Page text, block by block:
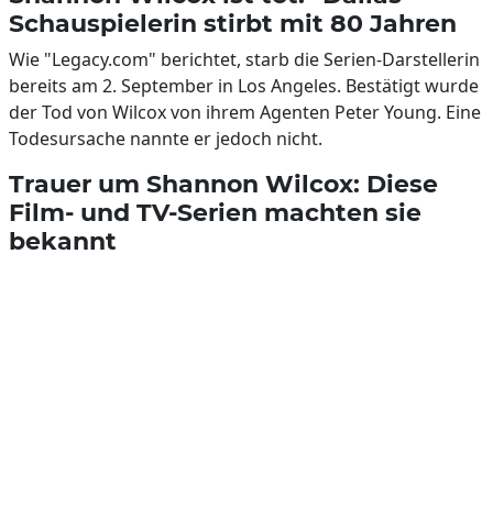
Schauspielerin stirbt mit 80 Jahren
Wie "Legacy.com" berichtet, starb die Serien-Darstellerin
bereits am 2. September in Los Angeles. Bestätigt wurde
der Tod von Wilcox von ihrem Agenten Peter Young. Eine
Todesursache nannte er jedoch nicht.
Trauer um Shannon Wilcox: Diese
Film- und TV-Serien machten sie
bekannt